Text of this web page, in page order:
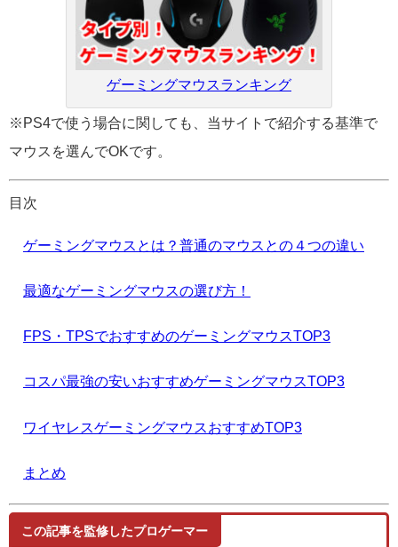
ゲーミングマウスランキング
※PS4で使う場合に関しても、当サイトで紹介する基準で
マウスを選んでOKです。
目次
ゲーミングマウスとは？普通のマウスとの４つの違い
最適なゲーミングマウスの選び方！
FPS・TPSでおすすめのゲーミングマウスTOP3
コスパ最強の安いおすすめゲーミングマウスTOP3
ワイヤレスゲーミングマウスおすすめTOP3
まとめ
この記事を監修したプロゲーマー